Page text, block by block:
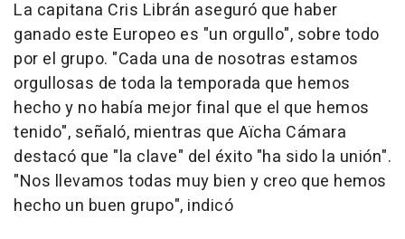
La capitana Cris Librán aseguró que haber
ganado este Europeo es "un orgullo", sobre todo
por el grupo. "Cada una de nosotras estamos
orgullosas de toda la temporada que hemos
hecho y no había mejor final que el que hemos
tenido", señaló, mientras que Aïcha Cámara
destacó que "la clave" del éxito "ha sido la unión".
"Nos llevamos todas muy bien y creo que hemos
hecho un buen grupo", indicó